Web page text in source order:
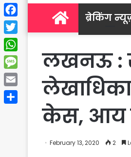
Homeब्रेकिंग
लखनऊ :
केस, आय से
February 13, 2020 2
Facebook
Twitter
WhatsApp
Message
Email